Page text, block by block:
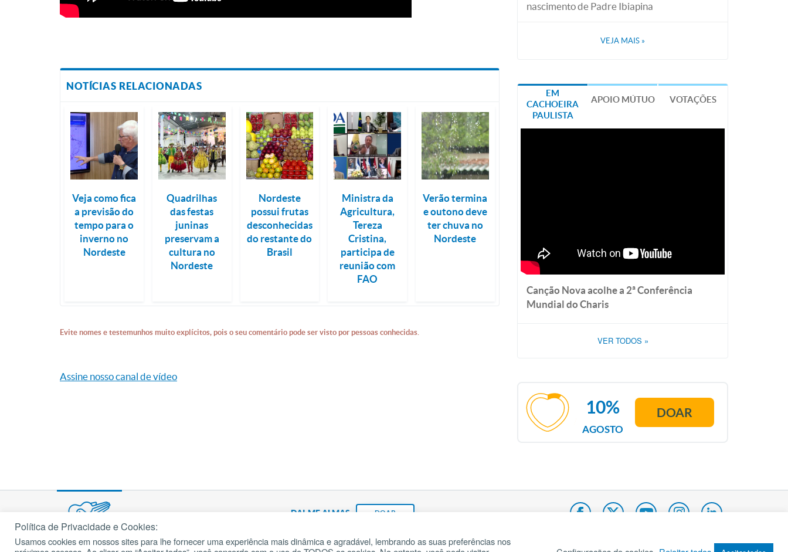
NOTÍCIAS RELACIONADAS
Veja como fica
a previsão do
tempo para o
inverno no
Nordeste
Quadrilhas
das festas
juninas
preservam a
cultura no
Nordeste
Nordeste
possui frutas
desconhecidas
do restante do
Brasil
Ministra da
Agricultura,
Tereza
Cristina,
participa de
reunião com
FAO
Verão termina
e outono deve
ter chuva no
Nordeste
Evite nomes e testemunhos muito explícitos, pois o seu comentário pode ser visto por pessoas conhecidas.
Assine nosso canal de vídeo
nascimento de Padre Ibiapina
VEJA MAIS »
EM
CACHOEIRA
PAULISTA
APOIO MÚTUO VOTAÇÕES
Canção Nova acolhe a 2ª Conferência
Mundial do Charis
VER TODOS »
AGOSTO
10% DOAR
DAI-ME ALMAS DOAR
cancaonova.com© 2002 – 2026
Política de Privacidade e Cookies:
Usamos cookies em nossos sites para lhe fornecer uma experiência mais dinâmica e agradável, lembrando as suas preferências nos